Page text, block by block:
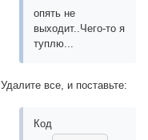
опять не
выходит..Чего-то я
туплю...
Удалите все, и поставьте:
Код